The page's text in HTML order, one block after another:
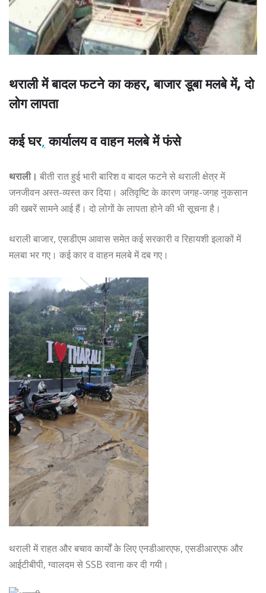
थराली में बादल फटने का कहर, बाजार डूबा मलबे में, दो
लोग लापता
कई घर, कार्यालय व वाहन मलबे में फंसे
थराली। बीती रात हुई भारी बारिश व बादल फटने से थराली क्षेत्र में
जनजीवन अस्त-व्यस्त कर दिया। अतिवृष्टि के कारण जगह-जगह नुकसान
की खबरें सामने आई हैं। दो लोगों के लापता होने की भी सूचना है।
थराली बाजार, एसडीएम आवास समेत कई सरकारी व रिहायशी इलाकों में
मलबा भर गए। कई कार व वाहन मलबे में दब गए।
थराली में राहत और बचाव कार्यों के लिए एनडीआरएफ, एसडीआरएफ और
आईटीबीपी, ग्वालदम से SSB रवाना कर दी गयी।